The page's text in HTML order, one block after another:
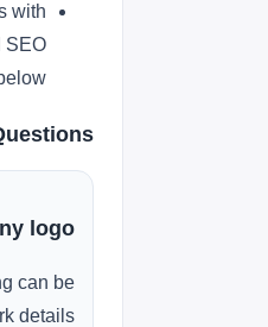
with
SEO
logo?
can be
details.